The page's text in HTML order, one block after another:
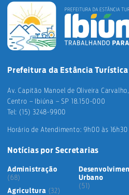
Prefeitura da Estância
Av. Capitão Manoel de Oliveira Carvalho,
Centro – Ibiúna – SP 18.150-000
Tel: (15) 3248-9900
Horário de Atendimento: 9h00 às 16h30
Notícias por Secretarias
Administração
(68)
Agricultura (32)
Urbano
(51)